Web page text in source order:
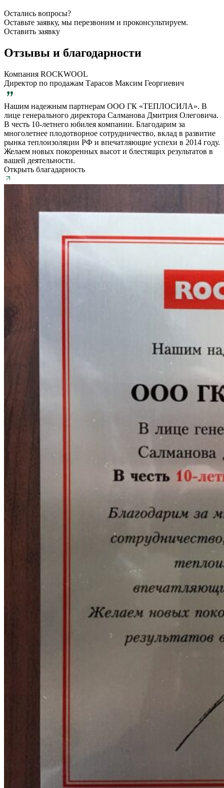
Остались вопросы?
Оставьте заявку, мы перезвоним и проконсультируем.
Оставить заявку
Отзывы и благодарности
Компания ROCKWOOL
Директор по продажам Тарасов Максим Георгиевич
Нашим надежным партнерам ООО ГК «ТЕПЛОСИЛА». В
лице генерального директора Салманова Дмитрия Олеговича.
В честь 10-летнего юбилея компании. Благодарим за
многолетнее плодотворное сотрудничество, вклад в развитие
рынка теплоизоляции РФ и впечатляющие успехи в 2014 году.
Желаем новых покоренных высот и блестящих результатов в
вашей деятельности.
Открыть благадарность